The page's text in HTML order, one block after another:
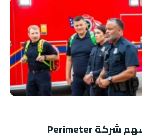
تراجع حاد في أسهم شركة Perimeter